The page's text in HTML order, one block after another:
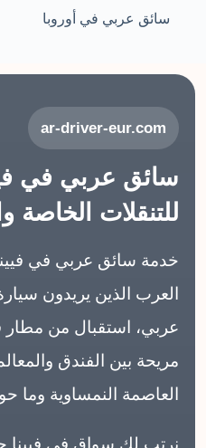
سائق عربي في أوروبا
ar-driver-eur.com
سائق عربي في
للتنقلات الخاصة
خدمة سائق عربي في
العرب الذين يريدون
عربي، استقبال من مطار
مريحة بين الفندق
العاصمة النمساوية وما
نرتب لك سواق في